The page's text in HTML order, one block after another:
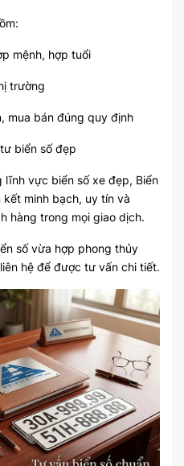
mệnh, hợp tuổi
trường
mua bán đúng quy định
biển số đẹp
lĩnh vực biển số xe đẹp, Biển
kết minh bạch, uy tín và
hàng trong mọi giao dịch.
số vừa hợp phong thủy
hệ để được tư vấn chi tiết.